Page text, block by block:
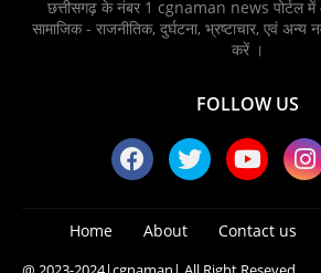
छत्तीसगढ़ के नंबर 1 cgnaman news पोर्टल
सामाजिक - राजनीतिक, दुर्घटना, भ्रष्टाचार, एवं
करें ।
FOLLOW US
Home About Contact us